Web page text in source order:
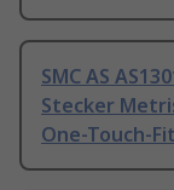
SMC AS
Stecker
One-Touch-